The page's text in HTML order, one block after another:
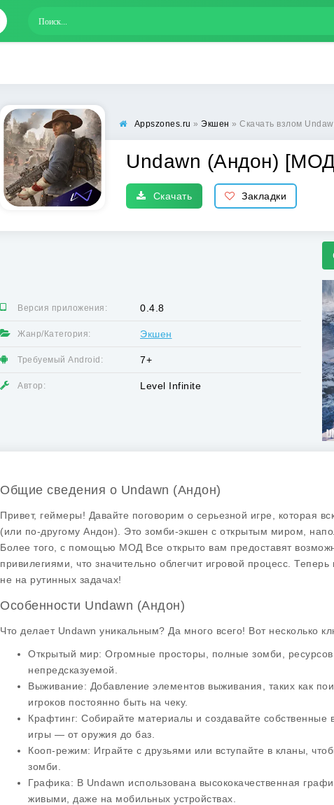
Appszones.ru » Экшен » Скачать взлом
Undawn (Андон)
Скачать Закладки
Версия приложения: 0.4.8
Жанр/Категория: Экшен
Требуемый Android: 7+
Автор: Level Infinite
Общие сведения о Undawn (Андон)
Привет, геймеры! Давайте поговорим о серьезной игре, которая
(или по-другому Андон). Это зомби-экшен с открытым миром,
Более того, с помощью МОД Все открыто вам предоставят
привилегиями, что значительно облегчит игровой процесс.
не на рутинных задачах!
Особенности Undawn (Андон)
Что делает Undawn уникальным? Да много всего! Вот несколько
Открытый мир: Огромные просторы, полные зомби,
непредсказуемой.
Выживание: Добавление элементов выживания, таких как
игроков постоянно быть на чеку.
Крафтинг: Собирайте материалы и создавайте собственные
игры — от оружия до баз.
Кооп-режим: Играйте с друзьями или вступайте в кланы,
зомби.
Графика: В Undawn использована высококачественная
живыми, даже на мобильных устройствах.